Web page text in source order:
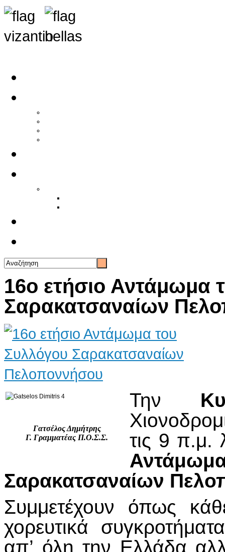
16ο ετήσιο Αντάμωμα
Σαρακατσαναίων
Γατσέλος Δημήτρης
Γ. Γραμματέας Π.Ο.Σ.Σ.
Την
τις 9 π.μ.
Σαρακατσαναίων
Συμμετέχουν όπως
χορευτικά
απ’ όλη την Ελλάδα